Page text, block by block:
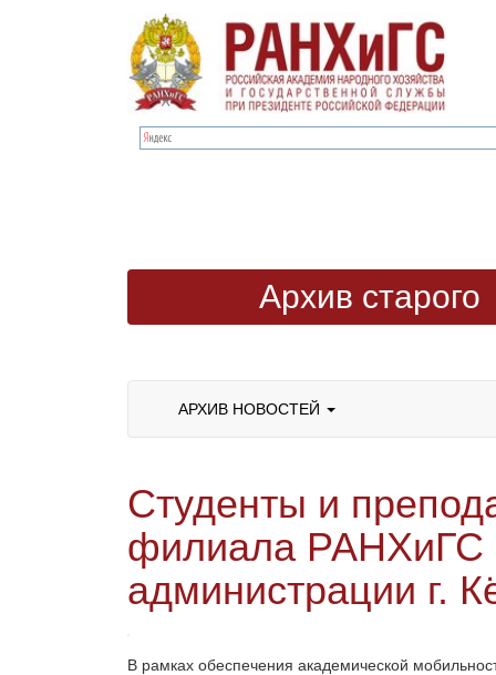
Архив старого
АРХИВ НОВОСТЕЙ
Студенты и
филиала РАНХиГС
администрации г.
В рамках обеспечения академической